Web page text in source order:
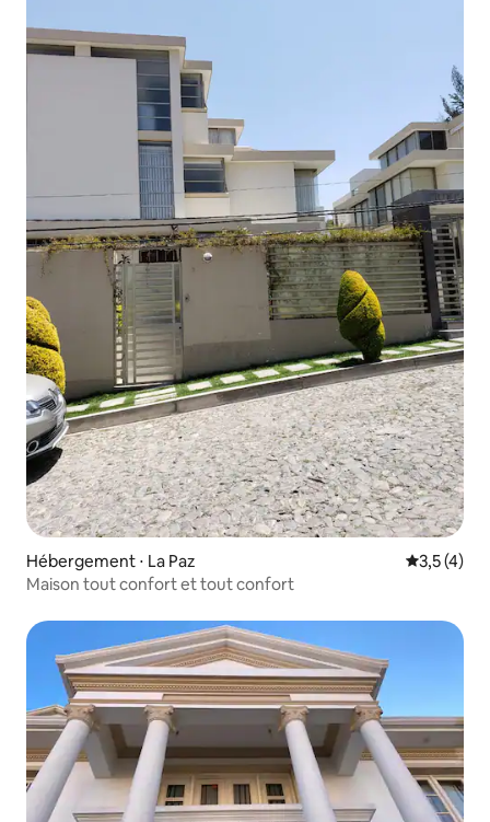
Hébergement ⋅ La Paz Évaluation
3,5 (4)
Maison tout confort et tout confort